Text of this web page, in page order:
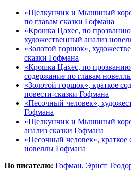
«Щелкунчик и Мышиный
по главам сказки Гофмана
«Крошка Цахес, по
художественный анализ
«Золотой горшок»,
сказки Гофмана
«Крошка Цахес, по
содержание по главам
«Золотой горшок», краткое
повести-сказки Гофмана
«Песочный человек»,
Гофмана
«Щелкунчик и Мышиный
анализ сказки Гофмана
«Песочный человек», краткое
новеллы Гофмана
По писателю: Гофман, Эрнст